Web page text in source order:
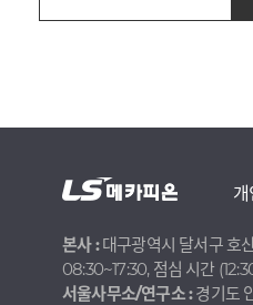
본사 :대구광역시 달서구 호
08:30~17:30, 점심 시간
서울사무소/연구소 :경기도